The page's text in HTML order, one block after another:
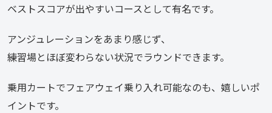
ベストスコアが出やすいコースとして有名です。
アンジュレーションをあまり感じず、
練習場とほぼ変わらない状況でラウンドできます。
乗用カートでフェアウェイ乗り入れ可能なのも、嬉しいポ
イントです。